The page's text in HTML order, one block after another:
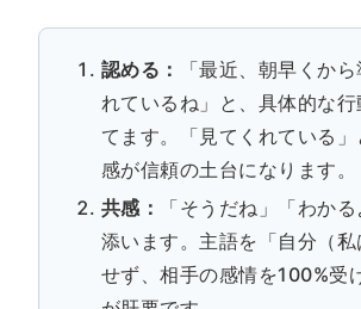
認める：
「最近、朝早くか
れているね」と、具体的な行
てます。「見てくれている
感が信頼の土台になります。
共感：
「そうだね」「わか
添います。主語を「自分（
せず、相手の感情を100%受